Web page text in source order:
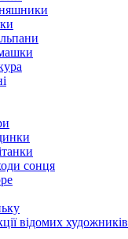
сонця
відомих художників